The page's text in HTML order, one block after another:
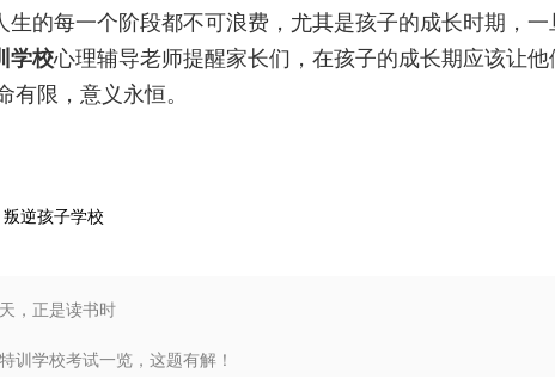
生的每一个阶段都不可浪费，尤其是孩子的成长时期，一
学校心理辅导老师提醒家长们，在孩子的成长期应该让
有限，意义永恒。
叛逆孩子学校
，正是读书时
训学校考试一览，这题有解！